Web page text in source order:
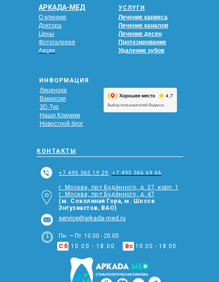
О клинике
Доктора
Цены
Фотогалерея
Акции
УСЛУГИ
Лечение кариеса
Лечение каналов
Лечение десен
Протезирование
Удаление зубов
ИНФОРМАЦИЯ
Лицензии
Вакансии
3D-Тур
Наши Клиники
Новостной блог
КОНТАКТЫ
+7 495 365 19 29, +7 495 366 69 66
г. Москва, пр-т Будённого, д. 37, корп. 1
г. Москва, пр-т Будённого, д, 47
(м. Соколиная Гора, м. Шоссе
Энтузиастов, ВАО)
service@arkada-med.ru
АРКАДА-МЕД
Пн. — Пт. 10.00 - 20.00
Сб 10.00 - 18.00 Вс 10.00 - 18.00